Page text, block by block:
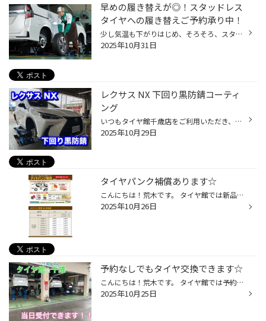
早めの履き替えが◎！スタッドレス
タイヤへの履き替えご予約承り中！
少し気温も下がりはじめ、そろそろ、スタッドレスタイヤへの履き替えを検討されている方も いらっしゃると思います。 今回は「タイヤ履き替え」についてご紹介します。 「タイヤの履き替えは早いほうがいい？」 雪が降る、まさにその直前に履き替えたい！というお客様の声もございますが、 履き替え...
2025年10月31日
レクサス NX 下回り黒防錆コーティ
ング
いつもタイヤ館千歳店をご利用いただき、誠にありがとうございます。 先日実施させていただきました、防錆コーティングの作業事例のご紹介です。 お車は、レクサスのNXです。 いつものように全体を養生します。 白いボディなので跳ねると目立ってしまいます。 最近のお車は、ボディ底面のほとんどが...
2025年10月29日
タイヤパンク補償あります☆
こんにちは！荒木です。 タイヤ館では新品タイヤをご購入したとき パンク保障をおすすめしています(^o^) 補償期間は6か月と短くなっていますが お買い求めやすい金額で加入することができます☆ 気になる方は是非スタッフにお問い合わせください!(^^)! 店舗からのお知らせはこちら！！ お得な情報は...
2025年10月26日
予約なしでもタイヤ交換できます☆
こんにちは！荒木です。 タイヤ館では予約なしのタイヤ交換も お受けしています!(^^)! 予約の合間に受付順で作業をさせて頂くので お時間はいただきますがそれでも大丈夫だよ！ って方は是非タイヤ館千歳にご来店ください(*'ω'*)♪ お時間が大幅にかかる場合は一度受付していただければ 外出されても...
2025年10月25日